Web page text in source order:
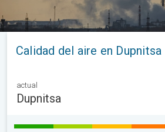
Calidad del aire en Dupnitsa
actual
Dupnitsa